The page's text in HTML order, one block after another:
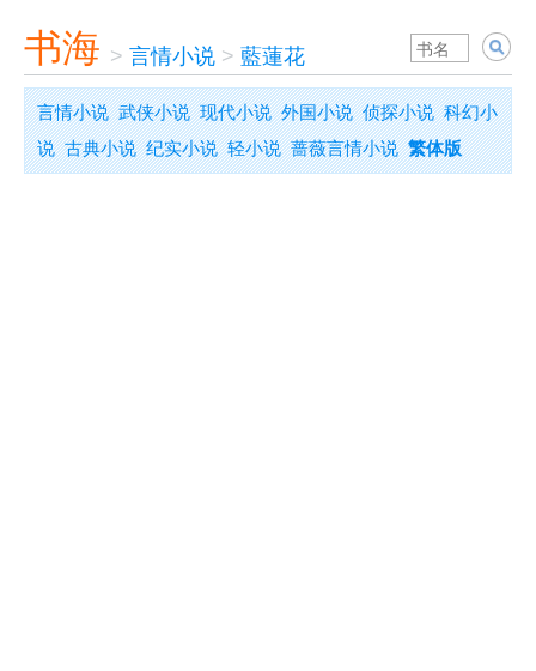
书海 > 言情小说 > 藍蓮花
言情小说 武侠小说 现代小说 外国小说 侦探小说 科幻小
说 古典小说 纪实小说 轻小说 蔷薇言情小说 繁体版